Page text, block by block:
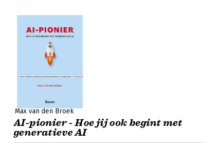
Max van den Broek
AI-pionier - Hoe jij ook begint met
generatieve AI